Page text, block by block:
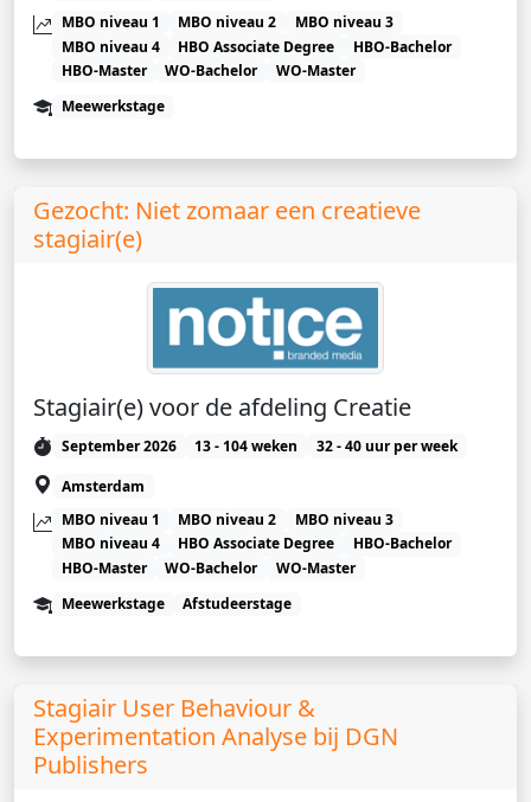
MBO niveau 1
MBO niveau 2
MBO niveau 3
MBO niveau 4
HBO Associate Degree
HBO-Bachelor
HBO-Master
WO-Bachelor
WO-Master
Meewerkstage
Gezocht: Niet zomaar een creatieve
stagiair(e)
Stagiair(e) voor de afdeling Creatie
September 2026 13 - 104 weken
32 - 40 uur per week
Amsterdam
MBO niveau 1
MBO niveau 2
MBO niveau 3
MBO niveau 4
HBO Associate Degree
HBO-Bachelor
HBO-Master
WO-Bachelor
WO-Master
Meewerkstage
Afstudeerstage
Stagiair User Behaviour &
Experimentation Analyse bij DGN
Publishers